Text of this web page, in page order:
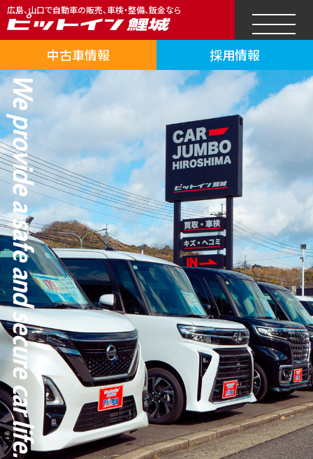
広島、山口で自動車の販売、車検・整備、鈑金なら
中古車情報 採用情報
We provide a safe and secure car life.